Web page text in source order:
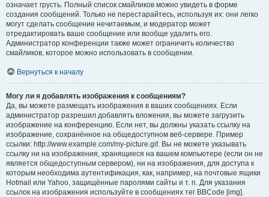
означает грусть. Полный список смайликов можно увидеть в форме
создания сообщений. Только не перестарайтесь, используя их: они легко
могут сделать сообщение нечитаемым, и модератор может
отредактировать ваше сообщение или вообще удалить его.
Администратор конференции также может ограничить количество
смайликов, которое можно использовать в сообщении.
Вернуться к началу
Могу ли я добавлять изображения к сообщениям?
Да, вы можете размещать изображения в ваших сообщениях. Если
администратор разрешил добавлять вложения, вы можете загрузить
изображение на конференцию. Если нет, вы должны указать ссылку на
изображение, сохранённое на общедоступном веб-сервере. Пример
ссылки: http://www.example.com/my-picture.gif. Вы не можете указывать
ссылку ни на изображения, хранящиеся на вашем компьютере (если он не
является общедоступным сервером), ни на изображения, для доступа к
которым необходима аутентификация, как, например, на почтовые ящики
Hotmail или Yahoo, защищённые паролями сайты и т. п. Для указания
ссылок на изображения используйте в сообщениях тег BBCode [img].